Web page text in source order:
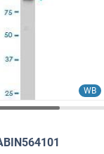
WB